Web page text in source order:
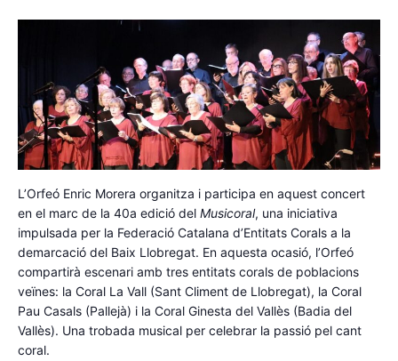
L’Orfeó Enric Morera organitza i participa en aquest concert
en el marc de la 40a edició del Musicoral, una iniciativa
impulsada per la Federació Catalana d’Entitats Corals a la
demarcació del Baix Llobregat. En aquesta ocasió, l’Orfeó
compartirà escenari amb tres entitats corals de poblacions
veïnes: la Coral La Vall (Sant Climent de Llobregat), la Coral
Pau Casals (Pallejà) i la Coral Ginesta del Vallès (Badia del
Vallès). Una trobada musical per celebrar la passió pel cant
coral.